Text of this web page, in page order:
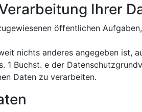
Ihrer
öffentlichen
nichts anderes angegeben ist,
Buchst. e der
Daten zu verarbeiten.